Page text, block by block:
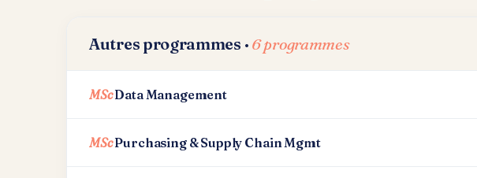
Autres programmes · 6 programmes
MScData Management
MScPurchasing & Supply Chain Mgmt